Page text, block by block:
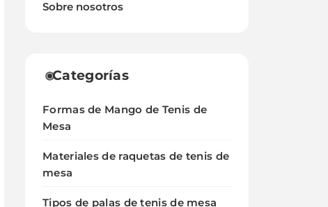
Sobre nosotros
Categorías
Formas de Mango de Tenis de
Mesa
Materiales de raquetas de tenis de
mesa
Tipos de palas de tenis de mesa